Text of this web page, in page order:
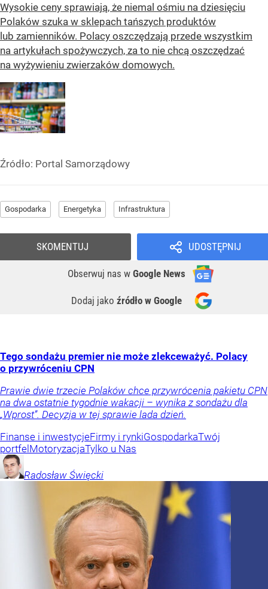
Wysokie ceny sprawiają, że niemal ośmiu na dziesięciu
Polaków szuka w sklepach tańszych produktów
lub zamienników. Polacy oszczędzają przede wszystkim
na artykułach spożywczych, za to nie chcą oszczędzać
na wyżywieniu zwierzaków domowych.
Źródło: Portal Samorządowy
Gospodarka Energetyka Infrastruktura
UDOSTĘPNIJ
Obserwuj nas w Google News
Dodaj jako źródło w Google
SKOMENTUJ
Tego sondażu premier nie może zlekceważyć. Polacy
o przywróceniu CPN
Prawie dwie trzecie Polaków chce przywrócenia pakietu CPN
na dwa ostatnie tygodnie wakacji – wynika z sondażu dla
„Wprost”. Decyzja w tej sprawie lada dzień.
Finanse i inwestycjeFirmy i rynkiGospodarkaTwój
portfelMotoryzacjaTylko u Nas
Radosław Święcki